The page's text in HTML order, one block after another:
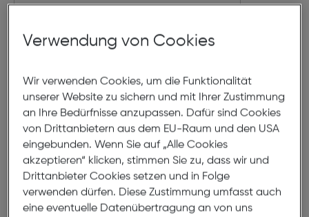
In den Warenkorb
Verwendung von Cookies
Wir verwenden Cookies, um die Funktionalität
unserer Website zu sichern und mit Ihrer Zustimmung
an Ihre Bedürfnisse anzupassen. Dafür sind Cookies
von Drittanbietern aus dem EU-Raum und den USA
eingebunden. Wenn Sie auf „Alle Cookies
akzeptieren“ klicken, stimmen Sie zu, dass wir und
Drittanbieter Cookies setzen und in Folge
verwenden dürfen. Diese Zustimmung umfasst auch
eine eventuelle Datenübertragung an von uns